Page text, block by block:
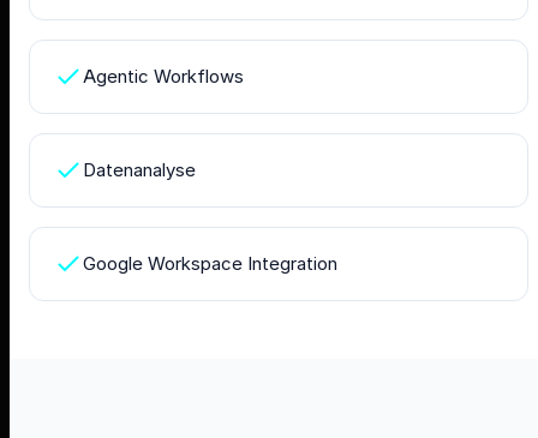
Agentic Workflows
Datenanalyse
Google Workspace Integration